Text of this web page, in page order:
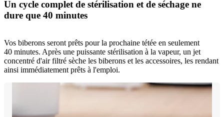
Un cycle complet de stérilisation et de séchage ne
dure que 40 minutes
Vos biberons seront prêts pour la prochaine tétée en seulement
40 minutes. Après une puissante stérilisation à la vapeur, un jet
concentré d'air filtré sèche les biberons et les accessoires, les rendant
ainsi immédiatement prêts à l'emploi.